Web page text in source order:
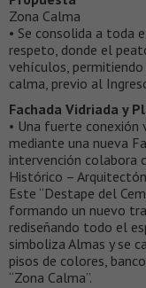
Zona Calma
• Se consolida a toda
respeto, donde el
vehículos,
calma, previo al
Fachada Vidriada y
• Una fuerte conexión
mediante una nueva
intervención colabora
Histórico –
Este “Destape del
formando un nuevo
rediseñando todo el
simboliza Almas y se
pisos de colores,
“Zona Calma”.